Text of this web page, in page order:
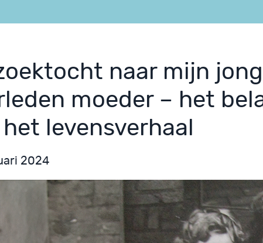
naar mijn jong
moeder – het
levensverhaal
2024